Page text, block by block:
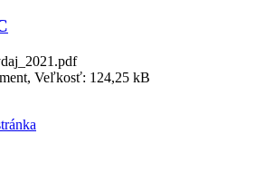
Veľkosť: 124,25 kB